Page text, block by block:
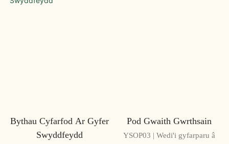
Bythau Cyfarfod Ar Gyfer
Swyddfeydd
Pod Gwaith Gwrthsain
YSOP03 | Wedi'i gyfarparu â